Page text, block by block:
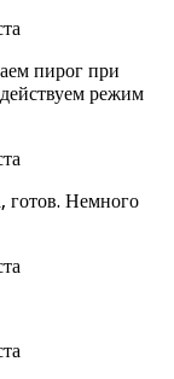
пирог при
режим
готов. Немного